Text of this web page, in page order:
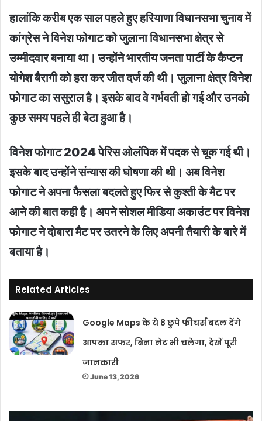
हालांकि करीब एक साल पहले हुए हरियाणा विधानसभा चुनाव में
कांग्रेस ने विनेश फोगाट को जुलाना विधानसभा क्षेत्र से
उम्मीदवार बनाया था। उन्होंने भारतीय जनता पार्टी के कैप्टन
योगेश बैरागी को हरा कर जीत दर्ज की थी। जुलाना क्षेत्र विनेश
फोगाट का ससुराल है। इसके बाद वे गर्भवती हो गई और उनकाे
कुछ समय पहले ही बेटा हुआ है।
विनेश फोगाट 2024 पेरिस ओलंपिक में पदक से चूक गई थी।
इसके बाद उन्होंने संन्यास की घोषणा की थी। अब विनेश
फोगाट ने अपना फैसला बदलते हुए फिर से कुश्ती के मैट पर
आने की बात कही है। अपने सोशल मीडिया अकाउंट पर विनेश
फोगाट ने दोबारा मैट पर उतरने के लिए अपनी तैयारी के बारे में
बताया है।
Related Articles
Google Maps के ये 8 छुपे फीचर्स बदल देंगे
आपका सफर, बिना नेट भी चलेगा, देखें पूरी
जानकारी
June 13, 2026